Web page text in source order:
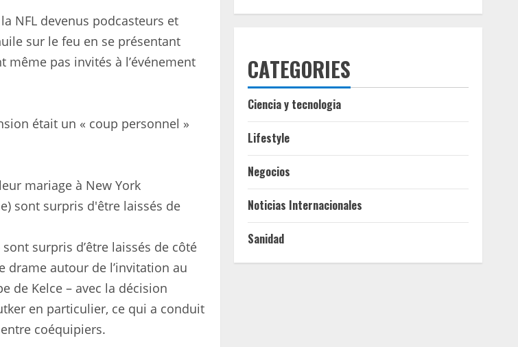
NFL devenus podcasteurs et
sur le feu en se présentant
même pas invités à l’événement
était un « coup personnel »
mariage à New York
surpris d’être laissés de côté
drame autour de l’invitation au
de Kelce – avec la décision
en particulier, ce qui a conduit
coéquipiers.
CATEGORIES
Ciencia y tecnologia
Lifestyle
Negocios
Noticias Internacionales
Sanidad